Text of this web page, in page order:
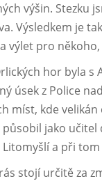
výšin. Stezku
Výsledkem je
výlet pro někoho,
hor byla s
úsek z Police
míst, kde
jako
a při
stojí určitě za